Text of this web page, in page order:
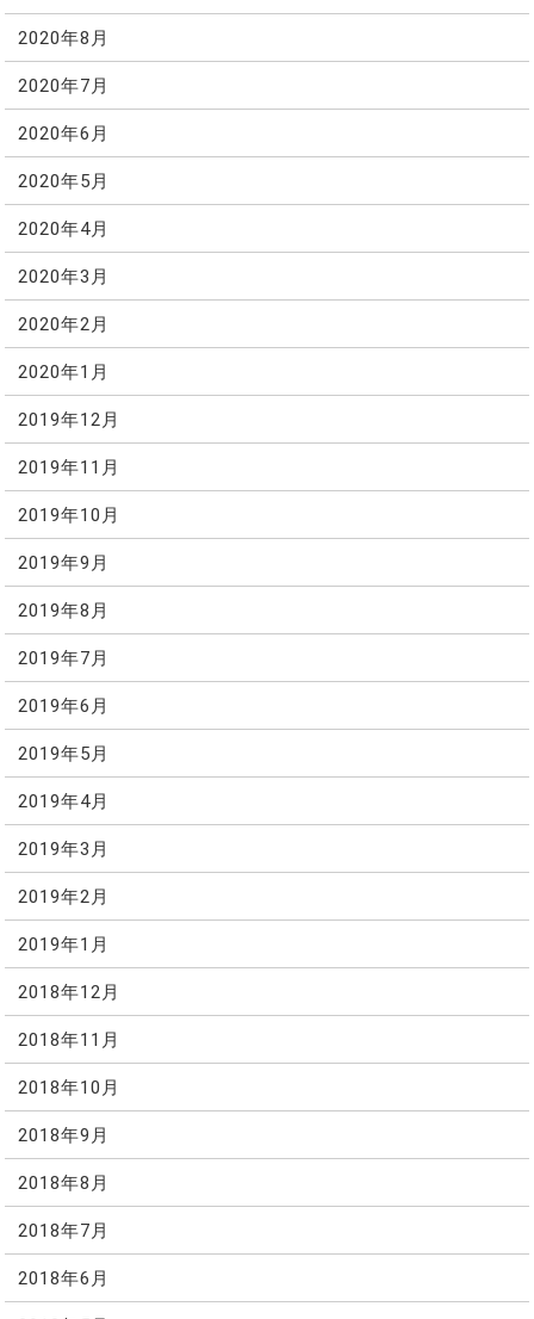
2020年8月
2020年7月
2020年6月
2020年5月
2020年4月
2020年3月
2020年2月
2020年1月
2019年12月
2019年11月
2019年10月
2019年9月
2019年8月
2019年7月
2019年6月
2019年5月
2019年4月
2019年3月
2019年2月
2019年1月
2018年12月
2018年11月
2018年10月
2018年9月
2018年8月
2018年7月
2018年6月